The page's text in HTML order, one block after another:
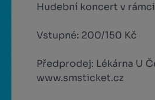
Hudební koncert v
Vstupné: 200/150 Kč
Předprodej: Lékárna U
www.smsticket.cz